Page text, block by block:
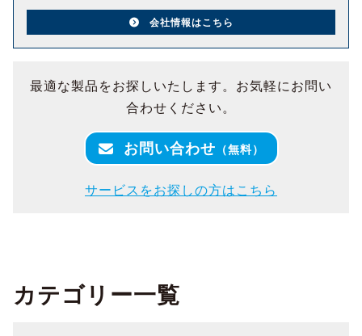
会社情報はこちら
最適な製品をお探しいたします。お気軽にお問い
合わせください。
お問い合わせ （無料）
サービスをお探しの方はこちら
カテゴリー一覧